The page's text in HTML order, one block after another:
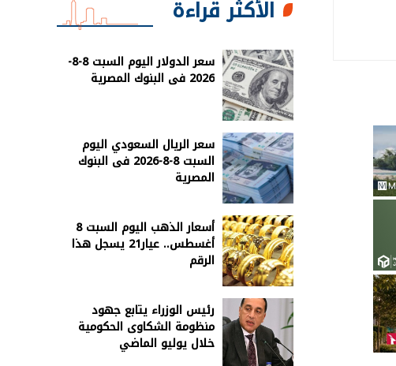
الأكثر قراءة
سعر الدولار اليوم السبت 8-8-
2026 فى البنوك المصرية
سعر الريال السعودي اليوم
السبت 8-8-2026 فى البنوك
المصرية
أسعار الذهب اليوم السبت 8
أغسطس.. عيار21 يسجل هذا
الرقم
رئيس الوزراء يتابع جهود
منظومة الشكاوى الحكومية
خلال يوليو الماضي